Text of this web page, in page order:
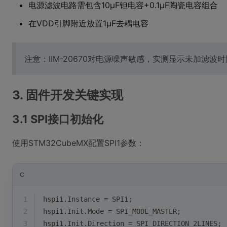
电源滤波电路需包含10μF钽电容+0.1μF陶瓷电容组合
在VDD引脚附近放置1μF去耦电容
注意：IIM-20670对电源噪声敏感，实测显示未加滤波
3. 固件开发关键实现
3.1 SPI接口初始化
使用STM32CubeMX配置SPI1参数：
C
1
hspi1.Instance = SPI1;
2
hspi1.Init.Mode = SPI_MODE_MASTER;
3
hspi1.Init.Direction = SPI_DIRECTION_2LINES;